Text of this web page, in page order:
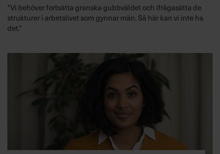
"Vi behöver fortsätta granska gubbväldet och ifrågasätta de
strukturer i arbetslivet som gynnar män. Så här kan vi inte ha
det."